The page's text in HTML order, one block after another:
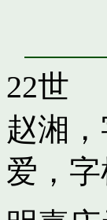
22世
赵湘
爱，字